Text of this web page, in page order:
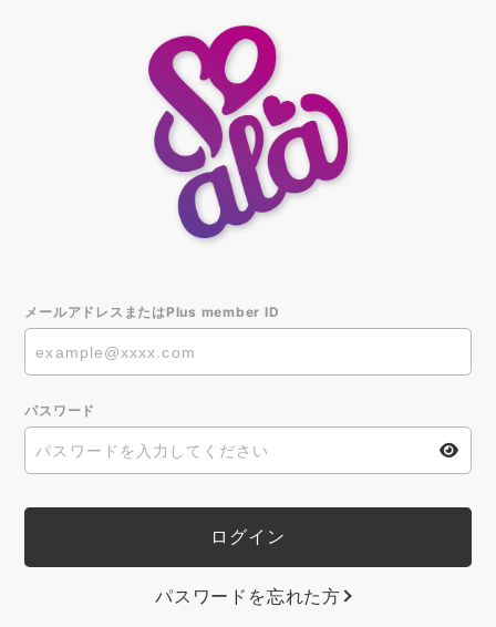
メールアドレスまたはPlus member ID
パスワード
パスワードを忘れた方